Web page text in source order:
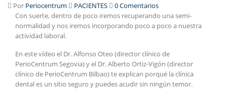
Por Periocentrum PACIENTES
0 Comentarios
Con suerte, dentro de poco iremos recuperando una semi-
normalidad y nos iremos incorporando poco a poco a nuestra
actividad laboral.
En este vídeo el Dr. Alfonso Oteo (director clínico de
PerioCentrum Segovia) y el Dr. Alberto Ortiz-Vigón (director
clínico de PerioCentrum Bilbao) te explican porqué la clínica
dental es un sitio seguro y puedes acudir sin ningún temor.